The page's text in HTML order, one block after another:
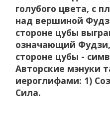
голубого цвета, с
над вершиной
стороне цубы
означающий
стороне цубы -
Авторские мэнуки
иероглифами: 1)
Сила.